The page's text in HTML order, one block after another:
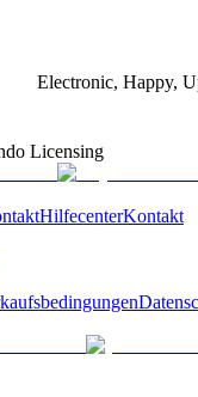
Electronic, Happy,
Licensing
HilfecenterKontakt